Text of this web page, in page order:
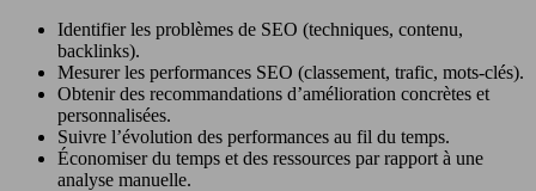
Identifier les problèmes de SEO (techniques, contenu,
backlinks).
Mesurer les performances SEO (classement, trafic, mots-clés).
Obtenir des recommandations d’amélioration concrètes et
personnalisées.
Suivre l’évolution des performances au fil du temps.
Économiser du temps et des ressources par rapport à une
analyse manuelle.